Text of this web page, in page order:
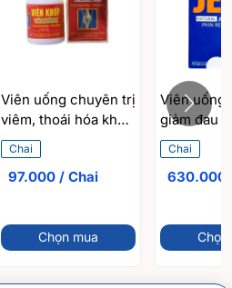
Viên uống chuyên trị
viêm, thoái hóa khớp
Viên Khớp Tâm Bình
(60 viên/hộp)
Chai
97.000 / Chai
Chọn mua
Viên uống
giảm đau
hoá khớp,
khớp,
dạng thấp
Chai
Chọn